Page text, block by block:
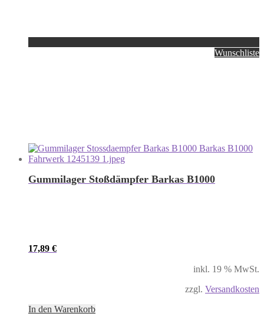
Wunschliste
Gummilager Stoßdämpfer Barkas B1000
17,89 €
inkl. 19 % MwSt.
zzgl. Versandkosten
In den Warenkorb